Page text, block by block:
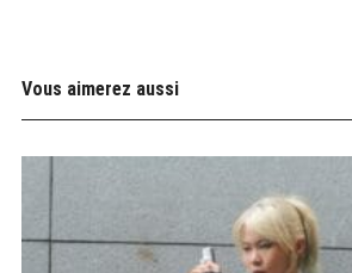
Vous aimerez aussi